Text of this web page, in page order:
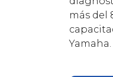
más del
Yamaha.